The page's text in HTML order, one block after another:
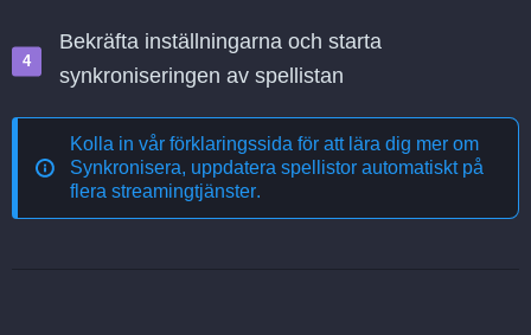
Bekräfta inställningarna och starta
synkroniseringen av spellistan
Kolla in vår förklaringssida för att lära dig mer om
Synkronisera, uppdatera spellistor automatiskt på
flera streamingtjänster.